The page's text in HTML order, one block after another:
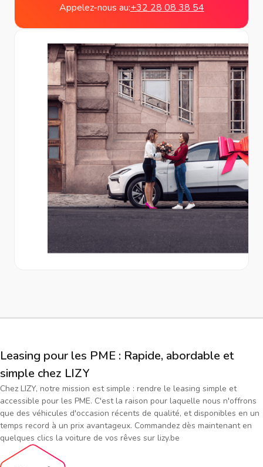
Appelez-nous au:+32 28 08 38 54
Leasing pour les PME : Rapide, abordable et
simple chez LIZY
Chez LIZY, notre mission est simple : rendre le leasing simple et
accessible pour les PME. C'est la raison pour laquelle nous n'offrons
que des véhicules d'occasion récents de qualité, et disponibles en un
temps record à un prix avantageux. Commandez dès maintenant en
quelques clics la voiture de vos rêves sur lizy.be